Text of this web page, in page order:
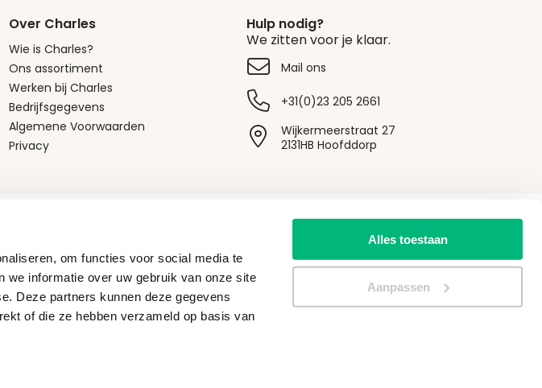
om functies voor social media te
we informatie over uw gebruik van onze site
Deze partners kunnen deze gegevens
of die ze hebben verzameld op basis van
Alles toestaan
Aanpassen
Over Charles
Wie is Charles?
Ons assortiment
Werken bij Charles
Bedrijfsgegevens
Algemene Voorwaarden
Privacy
Hulp nodig?
We zitten voor je klaar.
Mail ons
+31(0)23 205 2661
Wijkermeerstraat 27
2131HB Hoofddorp